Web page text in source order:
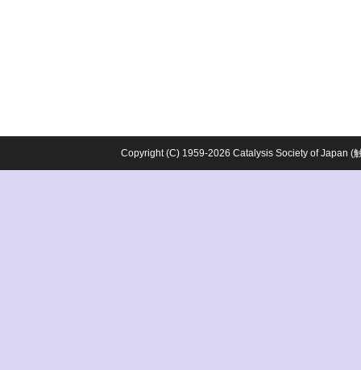
Copyright (C) 1959-2026 Catalysis Society of Japan (